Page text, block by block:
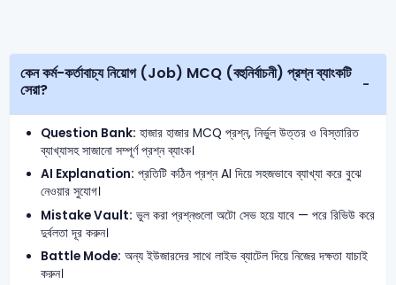
কেন কর্ম-কর্তাবাচ্য নিয়োগ (Job) MCQ (বহুনির্বাচনী) প্রশ্ন ব্যাংকটি
সেরা?
Question Bank: হাজার হাজার MCQ প্রশ্ন, নির্ভুল উত্তর ও বিস্তারিত
ব্যাখ্যাসহ সাজানো সম্পূর্ণ প্রশ্ন ব্যাংক।
AI Explanation: প্রতিটি কঠিন প্রশ্ন AI দিয়ে সহজভাবে ব্যাখ্যা করে বুঝে
নেওয়ার সুযোগ।
Mistake Vault: ভুল করা প্রশ্নগুলো অটো সেভ হয়ে যাবে — পরে রিভিউ করে
দুর্বলতা দূর করুন।
Battle Mode: অন্য ইউজারদের সাথে লাইভ ব্যাটেল দিয়ে নিজের দক্ষতা যাচাই
করুন।